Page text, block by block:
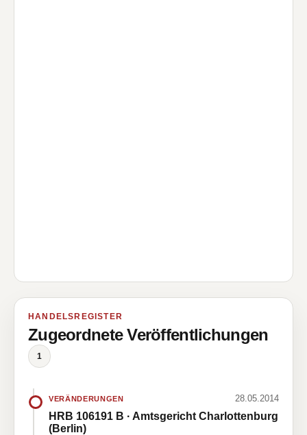
HANDELSREGISTER
Zugeordnete Veröffentlichungen
1
VERÄNDERUNGEN 28.05.2014
HRB 106191 B · Amtsgericht Charlottenburg
(Berlin)